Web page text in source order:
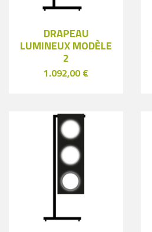
DRAPEAU
LUMINEUX MODÈLE
2
1.092,00 €